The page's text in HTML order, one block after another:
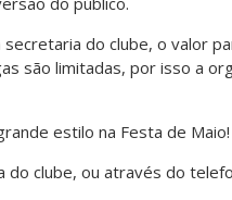
do clube, o valor
são limitadas, por isso a
estilo na Festa de Maio!
do clube, ou através do